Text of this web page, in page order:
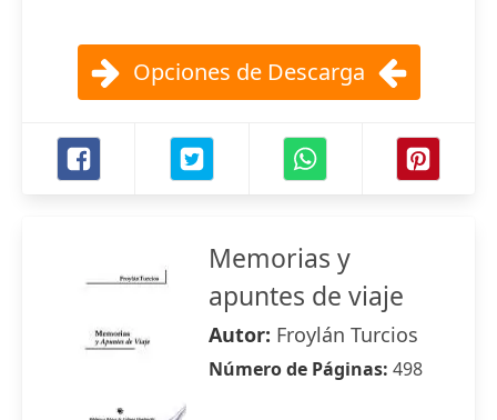
Opciones de Descarga
Memorias y
apuntes de viaje
Autor: Froylán Turcios
Número de Páginas: 498